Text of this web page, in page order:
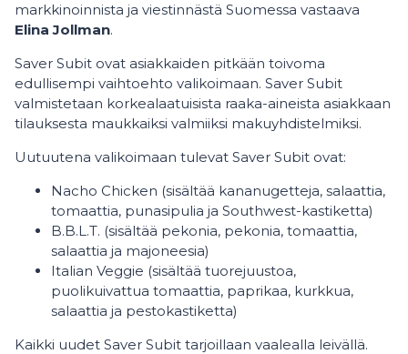
markkinoinnista ja viestinnästä Suomessa vastaava
Elina Jollman.
Saver Subit ovat asiakkaiden pitkään toivoma
edullisempi vaihtoehto valikoimaan. Saver Subit
valmistetaan korkealaatuisista raaka-aineista asiakkaan
tilauksesta maukkaiksi valmiiksi makuyhdistelmiksi.
Uutuutena valikoimaan tulevat Saver Subit ovat:
Nacho Chicken (sisältää kananugetteja, salaattia,
tomaattia, punasipulia ja Southwest-kastiketta)
B.B.L.T. (sisältää pekonia, pekonia, tomaattia,
salaattia ja majoneesia)
Italian Veggie (sisältää tuorejuustoa,
puolikuivattua tomaattia, paprikaa, kurkkua,
salaattia ja pestokastiketta)
Kaikki uudet Saver Subit tarjoillaan vaalealla leivällä.